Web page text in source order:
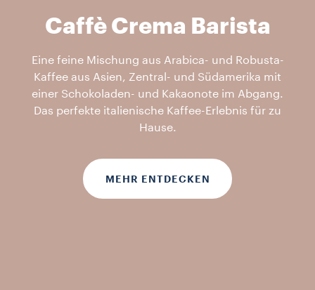
Caffè Crema Barista
Eine feine Mischung aus Arabica- und Robusta-
Kaffee aus Asien, Zentral- und Südamerika mit
einer Schokoladen- und Kakaonote im Abgang.
Das perfekte italienische Kaffee-Erlebnis für zu
Hause.
MEHR ENTDECKEN